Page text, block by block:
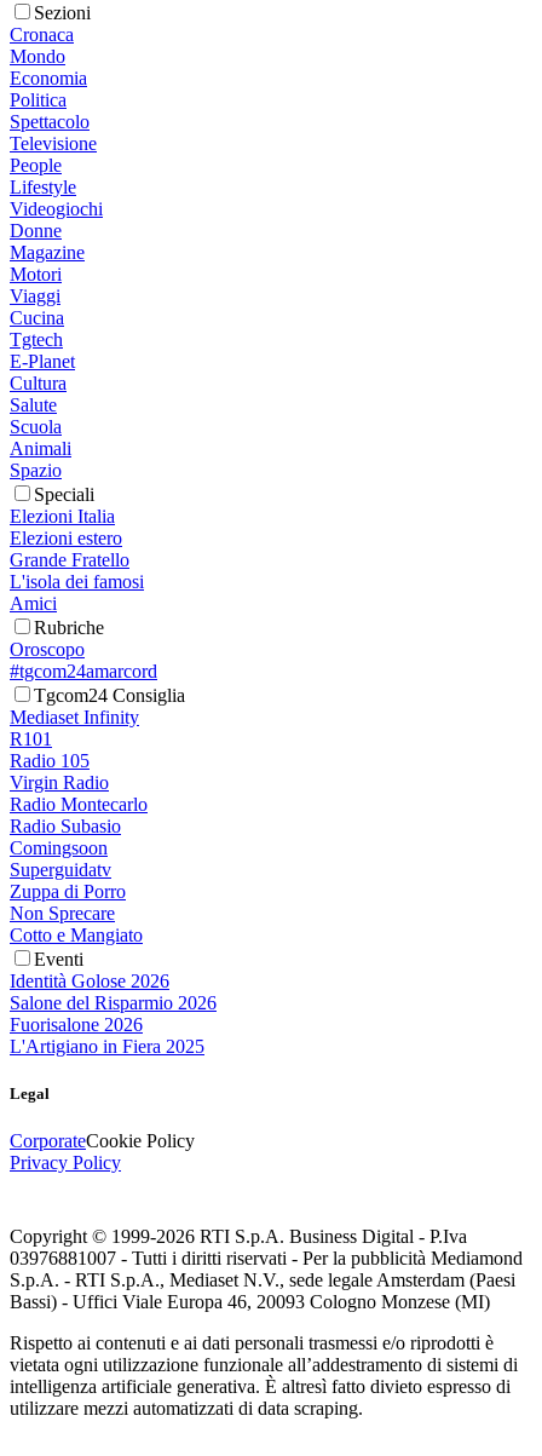
Sezioni
Cronaca
Mondo
Economia
Politica
Spettacolo
Televisione
People
Lifestyle
Videogiochi
Donne
Magazine
Motori
Viaggi
Cucina
Tgtech
E-Planet
Cultura
Salute
Scuola
Animali
Spazio
Speciali
Elezioni Italia
Elezioni estero
Grande Fratello
L'isola dei famosi
Amici
Rubriche
Oroscopo
#tgcom24amarcord
Tgcom24 Consiglia
Mediaset Infinity
R101
Radio 105
Virgin Radio
Radio Montecarlo
Radio Subasio
Comingsoon
Superguidatv
Zuppa di Porro
Non Sprecare
Cotto e Mangiato
Eventi
Identità Golose 2026
Salone del Risparmio 2026
Fuorisalone 2026
L'Artigiano in Fiera 2025
Legal
CorporateCookie Policy
Privacy Policy
Copyright © 1999-2026 RTI S.p.A. Business Digital - P.Iva
03976881007 - Tutti i diritti riservati - Per la pubblicità Mediamond
S.p.A. - RTI S.p.A., Mediaset N.V., sede legale Amsterdam (Paesi
Bassi) - Uffici Viale Europa 46, 20093 Cologno Monzese (MI)
Rispetto ai contenuti e ai dati personali trasmessi e/o riprodotti è
vietata ogni utilizzazione funzionale all’addestramento di sistemi di
intelligenza artificiale generativa. È altresì fatto divieto espresso di
utilizzare mezzi automatizzati di data scraping.